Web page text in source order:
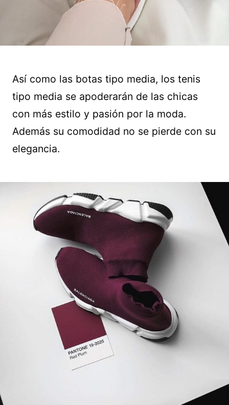
Así como las botas tipo media, los tenis
tipo media se apoderarán de las chicas
con más estilo y pasión por la moda.
Además su comodidad no se pierde con su
elegancia.